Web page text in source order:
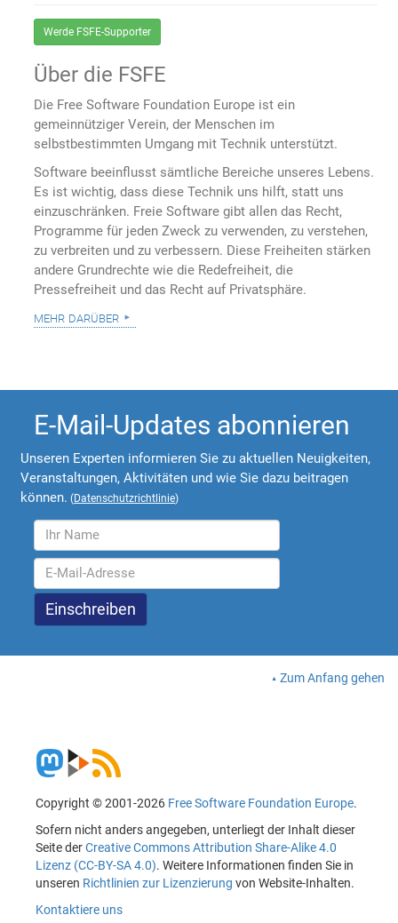
Werde FSFE-Supporter
Über die FSFE
Die Free Software Foundation Europe ist ein
gemeinnütziger Verein, der Menschen im
selbstbestimmten Umgang mit Technik unterstützt.
Software beeinflusst sämtliche Bereiche unseres Lebens.
Es ist wichtig, dass diese Technik uns hilft, statt uns
einzuschränken. Freie Software gibt allen das Recht,
Programme für jeden Zweck zu verwenden, zu verstehen,
zu verbreiten und zu verbessern. Diese Freiheiten stärken
andere Grundrechte wie die Redefreiheit, die
Pressefreiheit und das Recht auf Privatsphäre.
mehr darüber
E-Mail-Updates abonnieren
Unseren Experten informieren Sie zu aktuellen Neuigkeiten,
Veranstaltungen, Aktivitäten und wie Sie dazu beitragen
können. (Datenschutzrichtlinie)
Zum Anfang gehen
Copyright © 2001-2026 Free Software Foundation Europe.
Sofern nicht anders angegeben, unterliegt der Inhalt dieser
Seite derCreative Commons Attribution Share-Alike 4.0
Lizenz (CC-BY-SA 4.0). Weitere Informationen finden Sie in
unseren Richtlinien zur Lizenzierung von Website-Inhalten.
Kontaktiere uns